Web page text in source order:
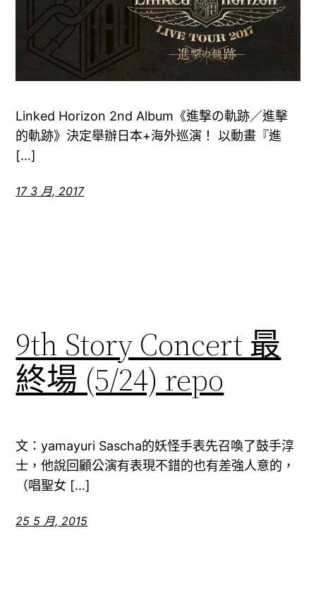
Linked Horizon 2nd Album《進撃の軌跡／進擊
的軌跡》決定舉辦日本+海外巡演！ 以動畫『進
[…]
17 3 月, 2017
9th Story Concert 最
終場 (5/24) repo
文：yamayuri Sascha的妖怪手表先召喚了鼓手淳
士，他說回顧公演有表現不錯的也有差強人意的，
（唱聖女 […]
25 5 月, 2015